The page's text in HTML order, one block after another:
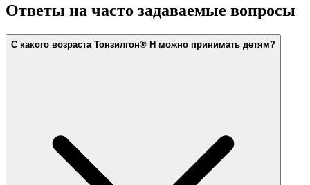
Ответы на часто задаваемые вопросы
С какого возраста Тонзилгон® Н можно принимать детям?